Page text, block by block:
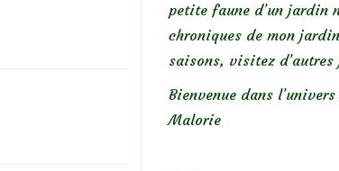
petite faune d’un jardin
chroniques de mon
saisons, visitez
Bienvenue dans
Malorie